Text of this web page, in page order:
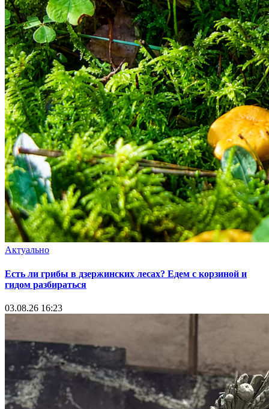
Актуально
Есть ли грибы в дзержинских лесах? Едем с корзиной и
гидом разбираться
03.08.26 16:23